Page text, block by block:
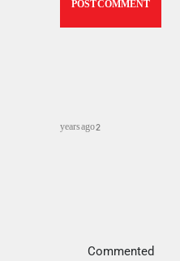
2 years ago
Commented